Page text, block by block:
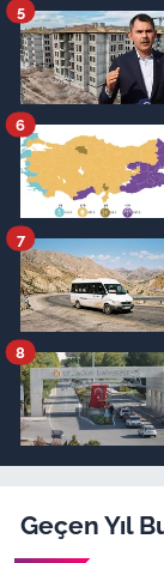
5
6
7
8
Geçen Yıl